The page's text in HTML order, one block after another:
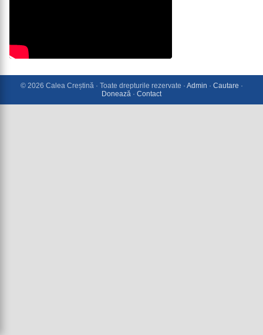
© 2026 Calea Creștină · Toate drepturile rezervate · Admin · Cautare ·
Donează · Contact